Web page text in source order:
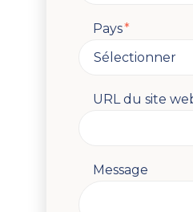
Pays*
URL du site
Message